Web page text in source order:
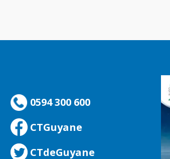
0594 300 600
CTGuyane
CTdeGuyane